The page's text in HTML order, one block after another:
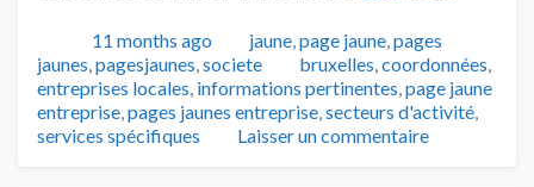
Publié11 months ago Catégories
jaune,page jaune,pages
jaunes,pagesjaunes,societe Tags
bruxelles,coordonnées,
entreprises locales, informations pertinentes,page jaune
entreprise,pages jaunes entreprise,secteurs d'activité,
services spécifiques
Laisser un commentaire